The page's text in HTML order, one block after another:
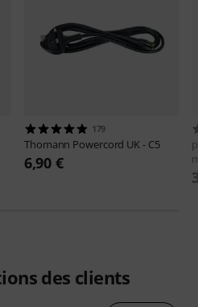
179
Thomann Powercord UK - C5
6,90 €
des clients